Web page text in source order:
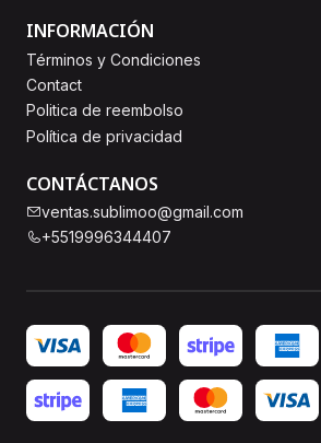
INFORMACIÓN
Términos y Condiciones
Contact
Politica de reembolso
Política de privacidad
CONTÁCTANOS
ventas.sublimoo@gmail.com
+5519996344407